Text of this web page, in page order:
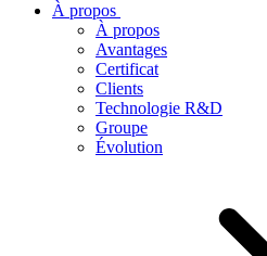
À propos
À propos
Avantages
Certificat
Clients
Technologie R&D
Groupe
Évolution